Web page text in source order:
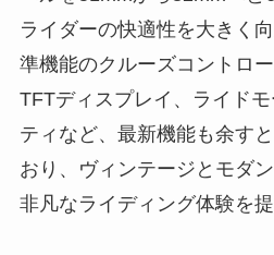
ライダーの快適性を大きく
準機能のクルーズコントロ
TFTディスプレイ、ライド
ティなど、最新機能も余す
おり、ヴィンテージとモダ
非凡なライディング体験を